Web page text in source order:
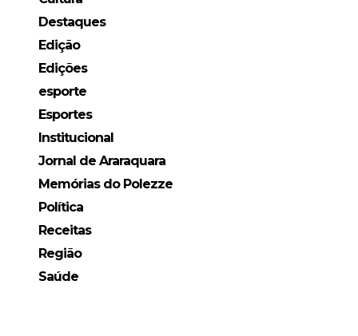
Destaques
Edição
Edições
esporte
Esportes
Institucional
Jornal de Araraquara
Memórias do Polezze
Política
Receitas
Região
Saúde